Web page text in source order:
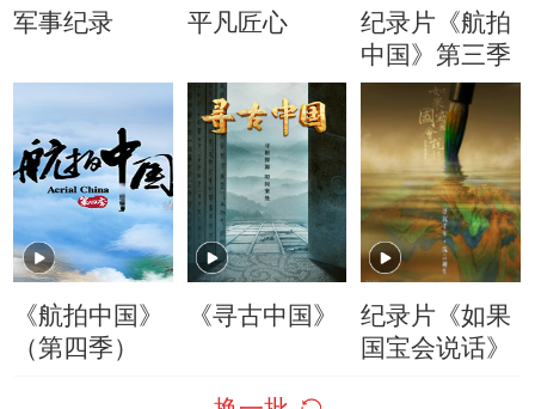
军事纪录 平凡匠心
纪录片《航拍
中国》第三季
《航拍中国》
（第四季）
《寻古中国》
纪录片《如果
国宝会说话》